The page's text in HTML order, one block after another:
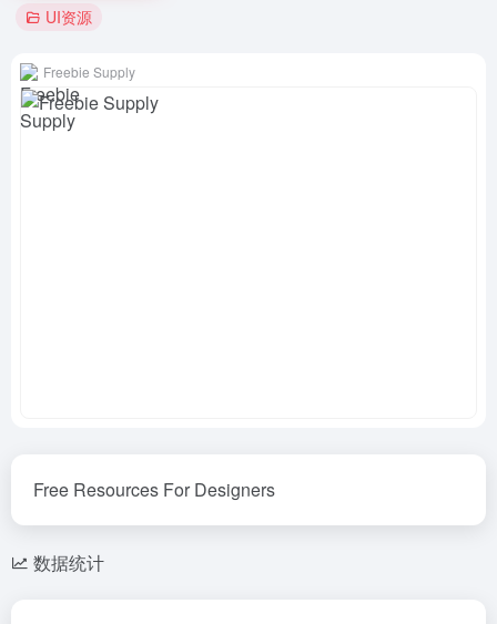
UI资源
Freebie Supply
Free Resources For Designers
数据统计